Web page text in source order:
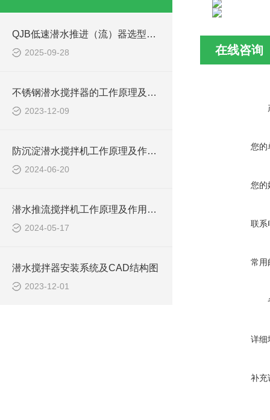
QJB低速潜水推进（流）器选型关键考量因素
2025-09-28
不锈钢潜水搅拌器的工作原理及作用特点、结构图
2023-12-09
防沉淀潜水搅拌机工作原理及作用特点、安装图、CAD结构图
2024-06-20
潜水推流搅拌机工作原理及作用特点、安装图、CAD结构图
2024-05-17
潜水搅拌器安装系统及CAD结构图
2023-12-01
在线咨询
您的
您的
联系
常用
详细
补充